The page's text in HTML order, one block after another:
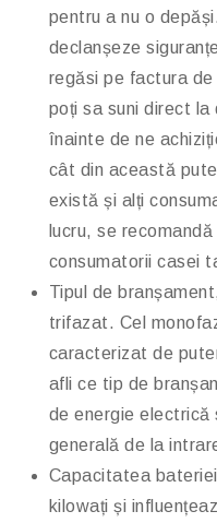
pentru a nu o
declanșeze
regăsi pe factura de
poți sa suni direct
înainte de ne
cât din această
există și alți
lucru, se
consumatorii casei
Tipul de
trifazat. Cel
caracterizat de
afli ce tip de
de energie electrică
generală de la
Capacitatea
kilowați și